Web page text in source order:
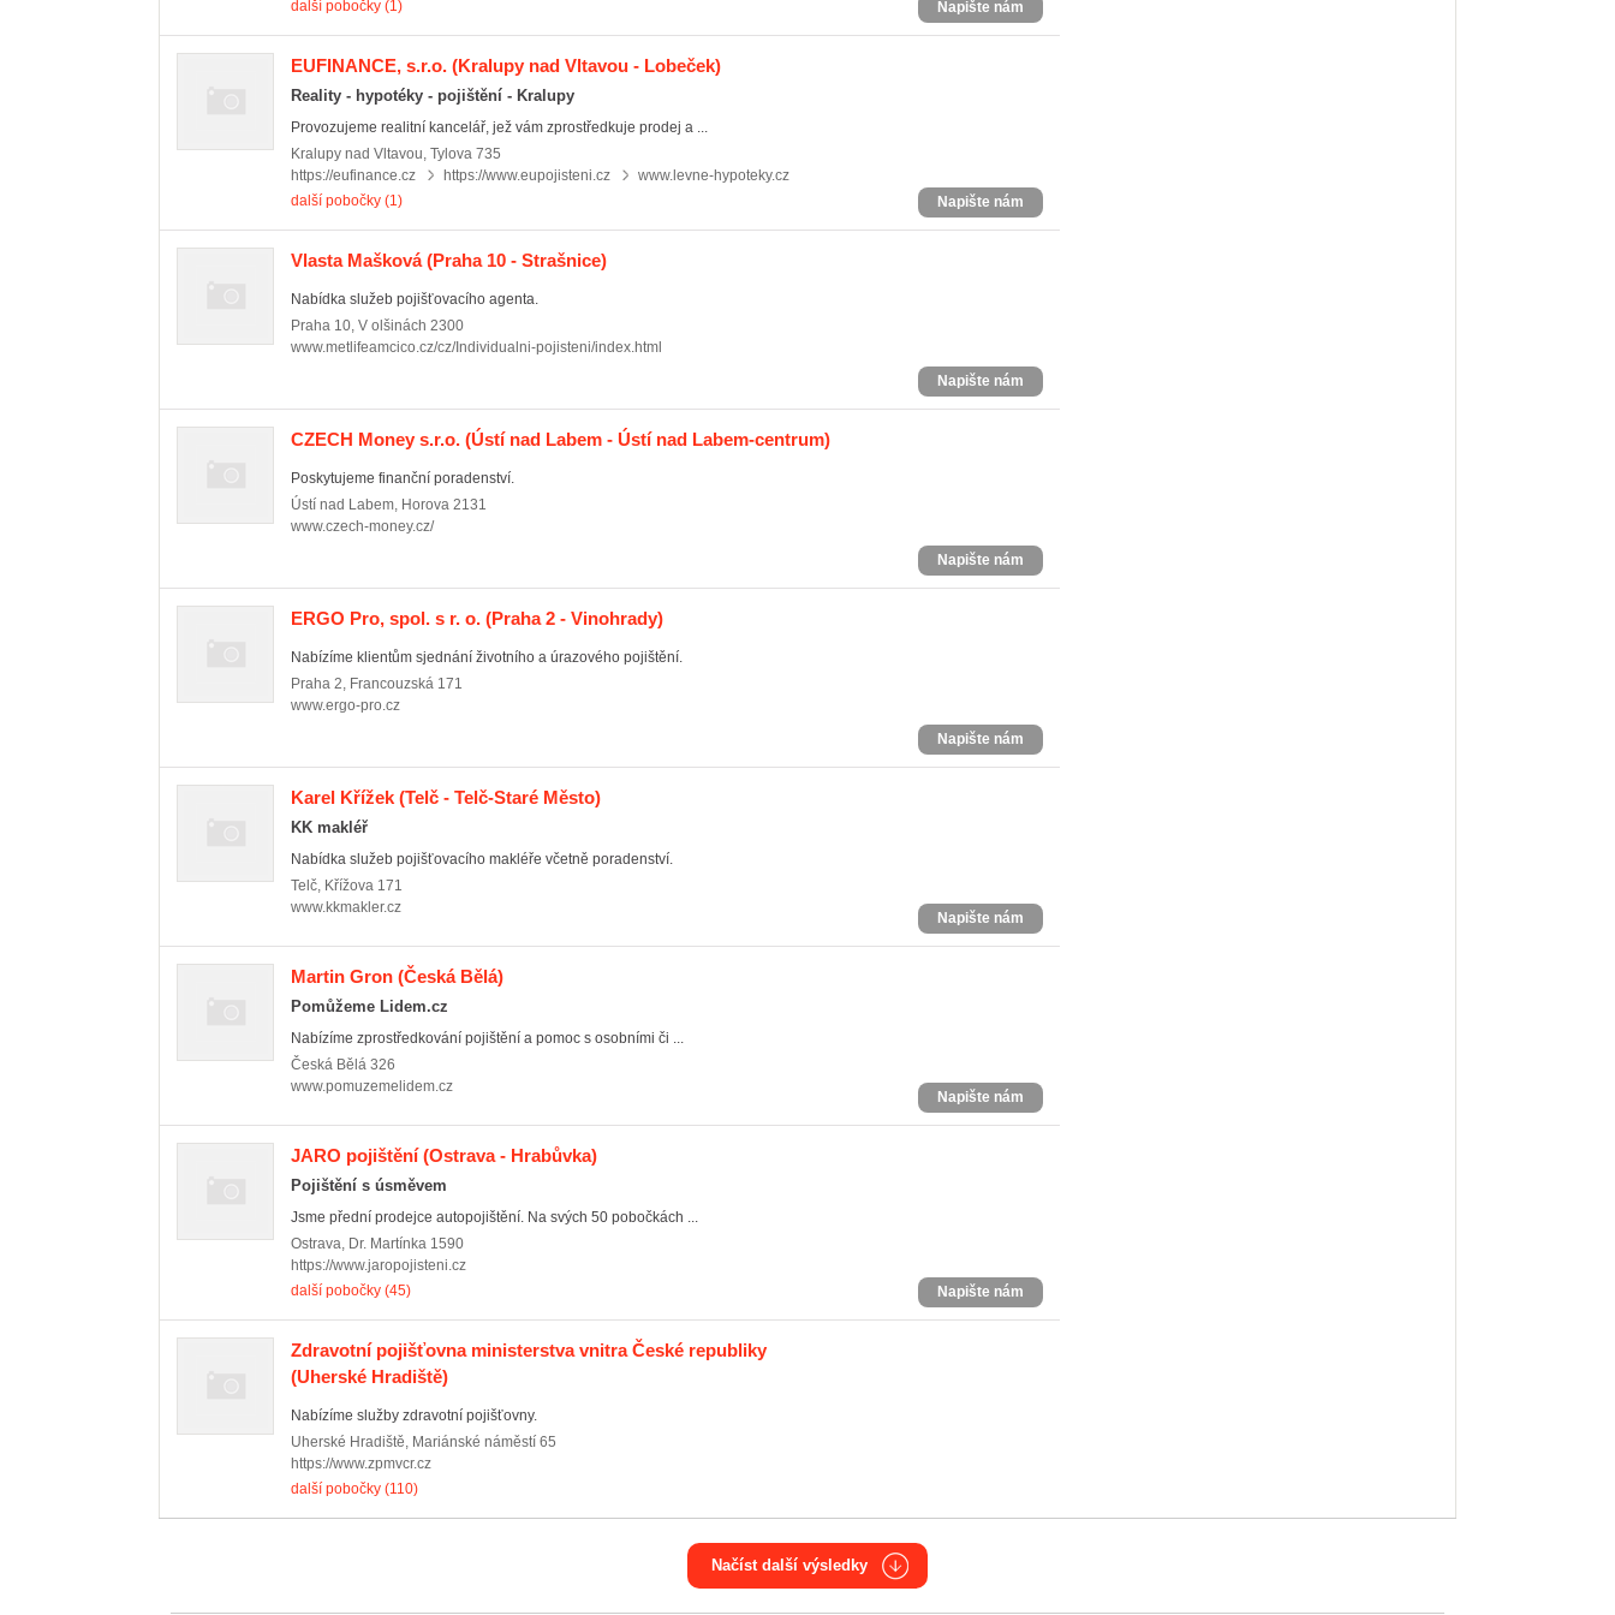
další pobočky (1)
Napište nám
EUFINANCE, s.r.o. (Kralupy nad Vltavou - Lobeček)
Reality - hypotéky - pojištění - Kralupy
Provozujeme realitní kancelář, jež vám zprostředkuje prodej a ...
Kralupy nad Vltavou, Tylova 735
https://eufinance.cz
https://www.eupojisteni.cz
www.levne-hypoteky.cz
další pobočky (1)
Napište nám
Vlasta Mašková(Praha 10 - Strašnice)
Nabídka služeb pojišťovacího agenta.
Praha 10, V olšinách 2300
www.metlifeamcico.cz/cz/Individualni-pojisteni/index.html
Napište nám
CZECH Money s.r.o. (Ústí nad Labem - Ústí nad Labem-centrum)
Poskytujeme finanční poradenství.
Ústí nad Labem, Horova 2131
www.czech-money.cz/
Napište nám
ERGO Pro, spol. s r. o. (Praha 2 - Vinohrady)
Nabízíme klientům sjednání životního a úrazového pojištění.
Praha 2, Francouzská 171
www.ergo-pro.cz
Napište nám
Karel Křížek (Telč - Telč-Staré Město)
KK makléř
Nabídka služeb pojišťovacího makléře včetně poradenství.
Telč, Křížova 171
www.kkmakler.cz
Napište nám
Martin Gron (Česká Bělá)
Pomůžeme Lidem.cz
Nabízíme zprostředkování pojištění a pomoc s osobními či ...
Česká Bělá 326
www.pomuzemelidem.cz
Napište nám
JARO pojištění(Ostrava - Hrabůvka)
Pojištění s úsměvem
Jsme přední prodejce autopojištění. Na svých 50 pobočkách ...
Ostrava, Dr. Martínka 1590
https://www.jaropojisteni.cz
další pobočky (45)
Napište nám
Zdravotní pojišťovna ministerstva vnitra České republiky
(Uherské Hradiště)
Nabízíme služby zdravotní pojišťovny.
Uherské Hradiště, Mariánské náměstí 65
https://www.zpmvcr.cz
další pobočky (110)
Načíst další výsledky